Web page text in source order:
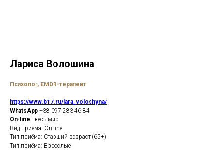
Лариса Волошина
Психолог, EMDR-терапевт
https://www.b17.ru/lara_voloshyna/
WhatsApp +38 097 283 46 84
On-line - весь мир
Вид приёма: On-line
Тип приёма: Старший возраст (65+)
Тип приёма: Взрослые